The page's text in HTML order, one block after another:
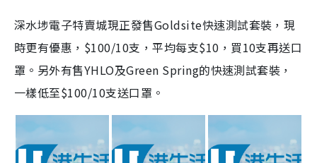
深水埗電子特賣城現正發售Goldsite快速測試套裝，現
時更有優惠，$100/10支，平均每支$10，買10支再送口
罩。另外有售YHLO及Green Spring的快速測試套裝，
一樣低至$100/10支送口罩。